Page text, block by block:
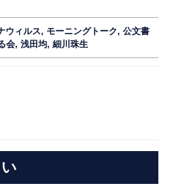
ウィルス, モーニングトーク,公文書
会,浅田均,細川珠生